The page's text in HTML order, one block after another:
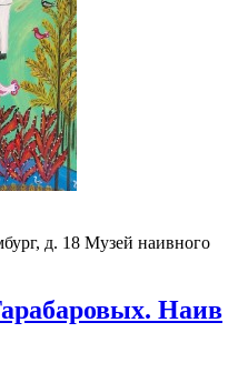
д. 18 Музей наивного
Наив